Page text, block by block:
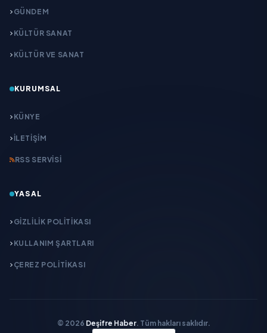
GÜNDEM
KÜLTÜR SANAT
KÜLTÜR VE SANAT
KURUMSAL
KÜNYE
İLETIŞIM
RSS SERVISI
YASAL
GIZLILIK POLITIKASI
KULLANIM ŞARTLARI
ÇEREZ POLITIKASI
© 2026 Deşifre Haber. Tüm hakları saklıdır.